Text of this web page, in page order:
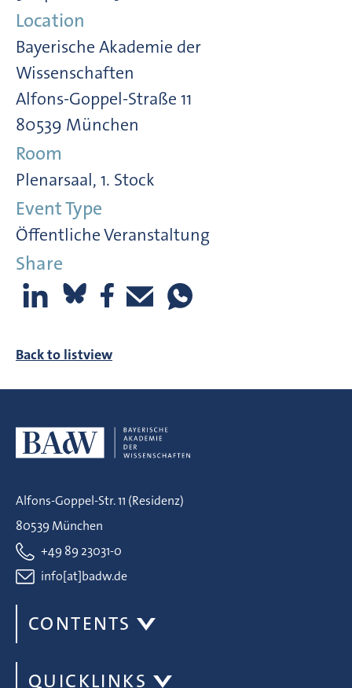
Location
Bayerische Akademie der
Wissenschaften
Alfons-Goppel-Straße 11
80539 München
Room
Plenarsaal, 1. Stock
Event Type
Öffentliche Veranstaltung
Share
Back to listview
Alfons-Goppel-Str. 11 (Residenz)
80539 München
+49 89 23031-0
info[at]badw.de
CONTENTS
QUICKLINKS